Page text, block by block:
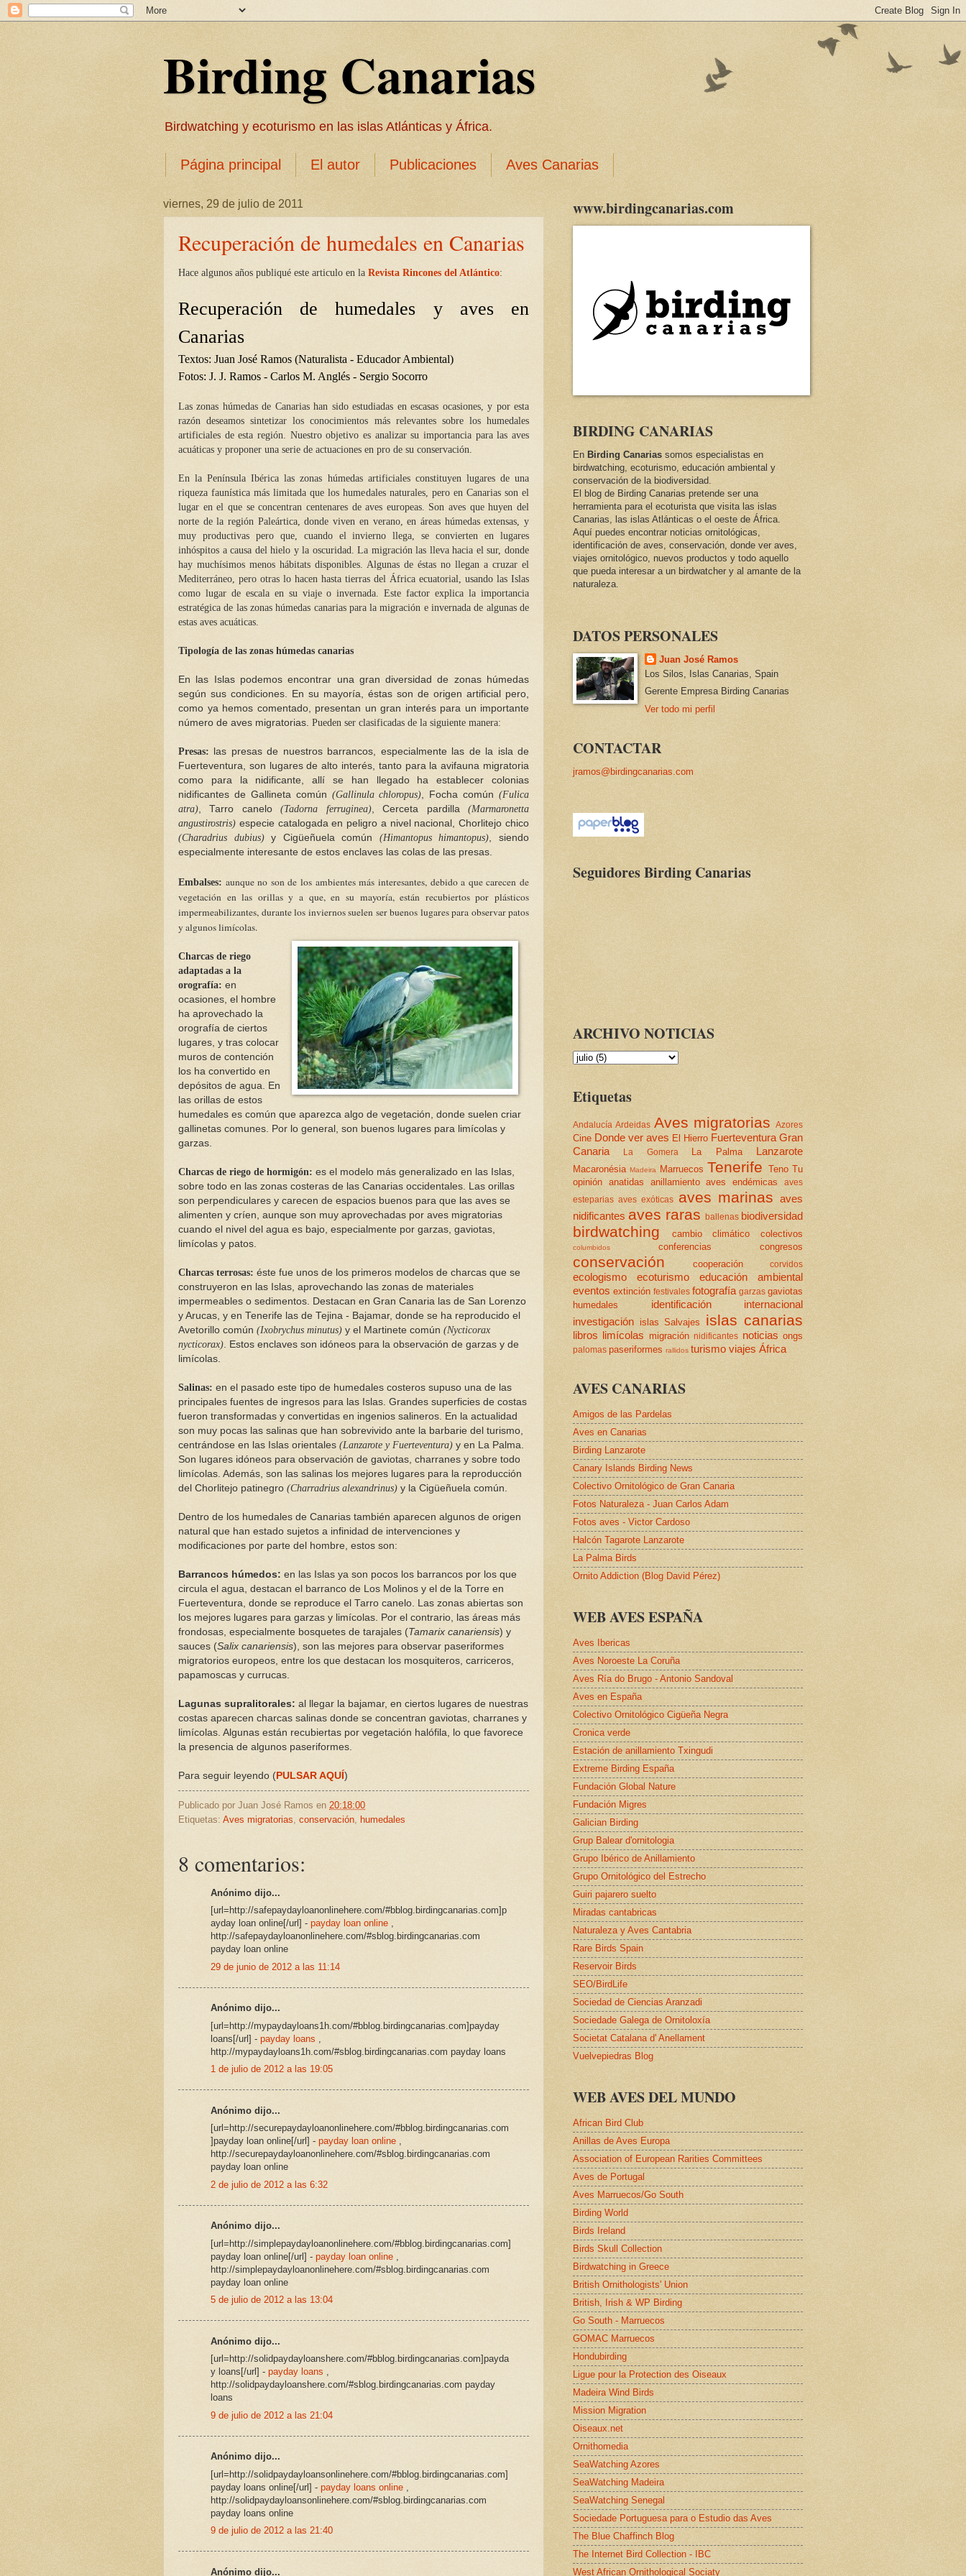
Birding Canarias
Birdwatching y ecoturismo en las islas Atlánticas y África.
Página principal El autor Publicaciones Aves Canarias
viernes, 29 de julio de 2011
Recuperación de humedales en Canarias
Hace algunos años publiqué este articulo en la Revista Rincones del Atlántico:
Recuperación de humedales y aves en
Canarias
Textos: Juan José Ramos (Naturalista - Educador Ambiental)
Fotos: J. J. Ramos - Carlos M. Anglés - Sergio Socorro
Las zonas húmedas de Canarias han sido estudiadas en escasas ocasiones, y por esta
razón deseamos sintetizar los conocimientos más relevantes sobre los humedales
artificiales de esta región. Nuestro objetivo es analizar su importancia para las aves
acuáticas y proponer una serie de actuaciones en pro de su conservación.
En la Península Ibérica las zonas húmedas artificiales constituyen lugares de una
riqueza faunística más limitada que los humedales naturales, pero en Canarias son el
lugar en el que se concentran centenares de aves europeas. Son aves que huyen del
norte de la región Paleártica, donde viven en verano, en áreas húmedas extensas, y
muy productivas pero que, cuando el invierno llega, se convierten en lugares
inhóspitos a causa del hielo y la oscuridad. La migración las lleva hacia el sur, donde
hay muchísimos menos hábitats disponibles. Algunas de éstas no llegan a cruzar el
Mediterráneo, pero otras lo hacen hasta tierras del África ecuatorial, usando las Islas
como lugar de escala en su viaje o invernada. Este factor explica la importancia
estratégica de las zonas húmedas canarias para la migración e invernada de algunas de
estas aves acuáticas.
Tipología de las zonas húmedas canarias
En las Islas podemos encontrar una gran diversidad de zonas húmedas
según sus condiciones. En su mayoría, éstas son de origen artificial pero,
como ya hemos comentado, presentan un gran interés para un importante
número de aves migratorias. Pueden ser clasificadas de la siguiente manera:
Presas: las presas de nuestros barrancos, especialmente las de la isla de
Fuerteventura, son lugares de alto interés, tanto para la avifauna migratoria
como para la nidificante, allí se han llegado ha establecer colonias
nidificantes de Gallineta común (Gallinula chloropus) , Focha común (Fulica
atra) , Tarro canelo(Tadorna ferruginea), Cerceta pardilla(Marmaronetta
angustirostris) especie catalogada en peligro a nivel nacional, Chorlitejo chico
(Charadrius dubius)y Cigüeñuela común (Himantopus himantopus) , siendo
especialmente interesante de estos enclaves las colas de las presas.
Embalses: aunque no son de los ambientes más interesantes, debido a que carecen de
vegetación en las orillas y a que, en su mayoría, están recubiertos por plásticos
impermeabilizantes, durante los inviernos suelen ser buenos lugares para observar patos
y algunos limícolas.
Charcas de riego
adaptadas a la
orografía: en
ocasiones, el hombre
ha aprovechado la
orografía de ciertos
lugares, y tras colocar
muros de contención
los ha convertido en
depósitos de agua. En
las orillas de estos
humedales es común que aparezca algo de vegetación, donde suelen criar
gallinetas comunes. Por lo general, son buenos lugares para limícolas y
garzas.
Charcas de riego de hormigón: es el modelo más generalizado en las Islas,
sobre todo en las zonas costeras de las Canarias occidentales. Las orillas
son perpendiculares y carecen de espacios buenos para que las aves se
alimenten y críen, aunque son muy aprovechadas por aves migratorias
cuando el nivel del agua es bajo, especialmente por garzas, gaviotas,
limícolas y patos.
Charcas terrosas: éste fue unos de los primeros modelos de charcas que se
construyeron en las Islas, aprovechando las zonas de materiales
impermeables o sedimentos. Destacan en Gran Canaria las de San Lorenzo
y Arucas, y en Tenerife las de Tejina - Bajamar, donde se ha reproducido el
Avetorillo común (Ixobrychus minutus) y el Martinete común (Nycticorax
nycticorax) . Estos enclaves son idóneos para la observación de garzas y de
limícolas.
Salinas: en el pasado este tipo de humedales costeros supuso una de las
principales fuentes de ingresos para las Islas. Grandes superficies de costas
fueron transformadas y convertidas en ingenios salineros. En la actualidad
son muy pocas las salinas que han sobrevivido ante la barbarie del turismo,
centrándose en las Islas orientales (Lanzarote y Fuerteventura) y en La Palma.
Son lugares idóneos para observación de gaviotas, charranes y sobre todo
limícolas. Además, son las salinas los mejores lugares para la reproducción
del Chorlitejo patinegro (Charradrius alexandrinus) y la Cigüeñuela común.
Dentro de los humedales de Canarias también aparecen algunos de origen
natural que han estado sujetos a infinidad de intervenciones y
modificaciones por parte del hombre, estos son:
Barrancos húmedos: en las Islas ya son pocos los barrancos por los que
circula el agua, destacan el barranco de Los Molinos y el de la Torre en
Fuerteventura, donde se reproduce el Tarro canelo. Las zonas abiertas son
los mejores lugares para garzas y limícolas. Por el contrario, las áreas más
frondosas, especialmente bosquetes de tarajales (Tamarix canariensis) y
sauces (Salix canariensis), son las mejores para observar paseriformes
migratorios europeos, entre los que destacan los mosquiteros, carriceros,
papamoscas y currucas.
Lagunas supralitorales: al llegar la bajamar, en ciertos lugares de nuestras
costas aparecen charcas salinas donde se concentran gaviotas, charranes y
limícolas. Algunas están recubiertas por vegetación halófila, lo que favorece
la presencia de algunos paseriformes.
Para seguir leyendo ( PULSAR AQUÍ )
Publicado por Juan José Ramos en 20:18:00
Etiquetas: Aves migratorias conservación humedales
8 comentarios:
Anónimo dijo...
[url=http://safepaydayloanonlinehere.com/#bblog.birdingcanarias.com]p
ayday loan online[/url] - payday loan online ,
http://safepaydayloanonlinehere.com/#sblog.birdingcanarias.com
payday loan online
29 de junio de 2012 a las 11:14
Anónimo dijo...
[url=http://mypaydayloans1h.com/#bblog.birdingcanarias.com]payday
loans[/url] - payday loans
http://mypaydayloans1h.com/#sblog.birdingcanarias.com payday loans
1 de julio de 2012 a las 19:05
Anónimo dijo...
[url=http://securepaydayloanonlinehere.com/#bblog.birdingcanarias.com
]payday loan online[/url] - payday loan online ,
http://securepaydayloanonlinehere.com/#sblog.birdingcanarias.com
payday loan online
2 de julio de 2012 a las 6:32
Anónimo dijo...
[url=http://simplepaydayloanonlinehere.com/#bblog.birdingcanarias.com]
payday loan online[/url] - payday loan online
http://simplepaydayloanonlinehere.com/#sblog.birdingcanarias.com
payday loan online
5 de julio de 2012 a las 13:04
Anónimo dijo...
[url=http://solidpaydayloanshere.com/#bblog.birdingcanarias.com]payda
y loans[/url] - payday loans ,
http://solidpaydayloanshere.com/#sblog.birdingcanarias.com payday
loans
9 de julio de 2012 a las 21:04
Anónimo dijo...
[url=http://solidpaydayloansonlinehere.com/#bblog.birdingcanarias.com]
payday loans online[/url] - payday loans online
http://solidpaydayloansonlinehere.com/#sblog.birdingcanarias.com
payday loans online
9 de julio de 2012 a las 21:40
Anónimo dijo...
www.birdingcanarias.com
BIRDING CANARIAS
En Birding Canarias somos especialistas en
birdwatching, ecoturismo, educación ambiental y
conservación de la biodiversidad.
El blog de Birding Canarias pretende ser una
herramienta para el ecoturista que visita las islas
Canarias, las islas Atlánticas o el oeste de África.
Aquí puedes encontrar noticias ornitológicas,
identificación de aves, conservación, donde ver aves,
viajes ornitológico, nuevos productos y todo aquello
que pueda interesar a un birdwatcher y al amante de la
naturaleza.
DATOS PERSONALES
Juan José Ramos
Los Silos, Islas Canarias, Spain
Gerente Empresa Birding Canarias
Ver todo mi perfil
CONTACTAR
jramos@birdingcanarias.com
Seguidores Birding Canarias
ARCHIVO NOTICIAS
Etiquetas
Andalucía Ardeidas Aves migratorias Azores
Cine Donde ver aves El Hierro Fuerteventura Gran
Canaria
La Gomera La Palma Lanzarote
Macaronésia Madeira Marruecos Tenerife Teno Tu
opinión anatidas anillamiento aves endémicas
aves
esteparias aves exóticas aves marinas aves
nidificantes aves raras ballenas biodiversidad
birdwatching cambio climático colectivos
columbidos conferencias congresos
conservación cooperación corvidos
ecologismo ecoturismo
educación ambiental
eventos extinción festivales fotografía garzas gaviotas
humedales
identificación
internacional
investigación islas Salvajes islas canarias
libros limícolas migración nidificantes noticias ongs
palomas paseriformes rallidos turismo viajes África
AVES CANARIAS
Amigos de las Pardelas
Aves en Canarias
Birding Lanzarote
Canary Islands Birding News
Colectivo Ornitológico de Gran Canaria
Fotos Naturaleza - Juan Carlos Adam
Fotos aves - Victor Cardoso
Halcón Tagarote Lanzarote
La Palma Birds
Ornito Addiction (Blog David Pérez)
WEB AVES ESPAÑA
Aves Ibericas
Aves Noroeste La Coruña
Aves Ría do Brugo - Antonio Sandoval
Aves en España
Colectivo Ornitológico Cigüeña Negra
Cronica verde
Estación de anillamiento Txingudi
Extreme Birding España
Fundación Global Nature
Fundación Migres
Galician Birding
Grup Balear d'ornitologia
Grupo Ibérico de Anillamiento
Grupo Ornitológico del Estrecho
Guiri pajarero suelto
Miradas cantabricas
Naturaleza y Aves Cantabria
Rare Birds Spain
Reservoir Birds
SEO/BirdLife
Sociedad de Ciencias Aranzadi
Sociedade Galega de Ornitoloxía
Societat Catalana d' Anellament
Vuelvepiedras Blog
WEB AVES DEL MUNDO
African Bird Club
Anillas de Aves Europa
Association of European Rarities Committees
Aves de Portugal
Aves Marruecos/Go South
Birding World
Birds Ireland
Birds Skull Collection
Birdwatching in Greece
British Ornithologists' Union
British, Irish & WP Birding
Go South - Marruecos
GOMAC Marruecos
Hondubirding
Ligue pour la Protection des Oiseaux
Madeira Wind Birds
Mission Migration
Oiseaux.net
Ornithomedia
SeaWatching Azores
SeaWatching Madeira
SeaWatching Senegal
Sociedade Portuguesa para o Estudio das Aves
The Blue Chaffinch Blog
The Internet Bird Collection - IBC
West African Ornithological Sociaty